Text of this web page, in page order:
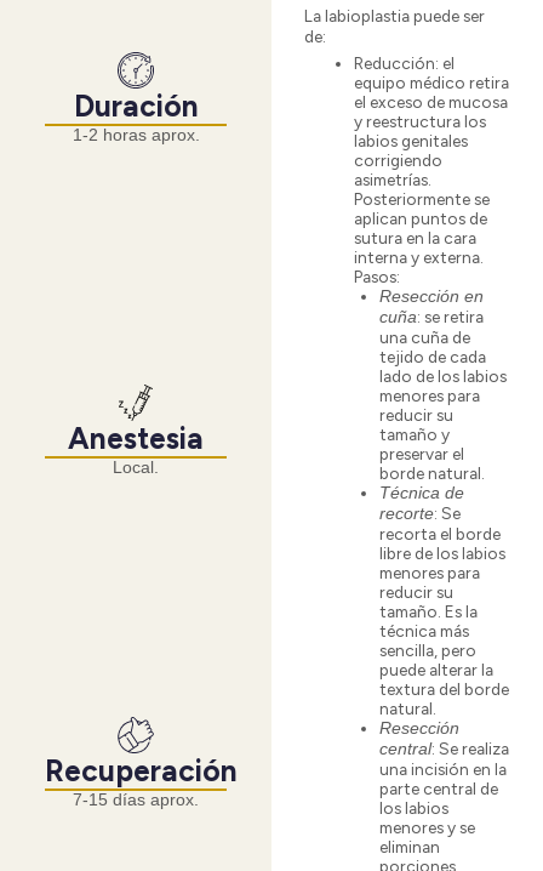
Duración
1-2 horas aprox.
Anestesia
Local.
Recuperación
7-15 días aprox.
La labioplastia puede ser
de:
Reducción: el
equipo médico retira
el exceso de mucosa
y reestructura los
labios genitales
corrigiendo
asimetrías.
Posteriormente se
aplican puntos de
sutura en la cara
interna y externa.
Pasos:
Resección en
cuña: se retira
una cuña de
tejido de cada
lado de los labios
menores para
reducir su
tamaño y
preservar el
borde natural.
Técnica de
recorte: Se
recorta el borde
libre de los labios
menores para
reducir su
tamaño. Es la
técnica más
sencilla, pero
puede alterar la
textura del borde
natural.
Resección
central: Se realiza
una incisión en la
parte central de
los labios
menores y se
eliminan
porciones